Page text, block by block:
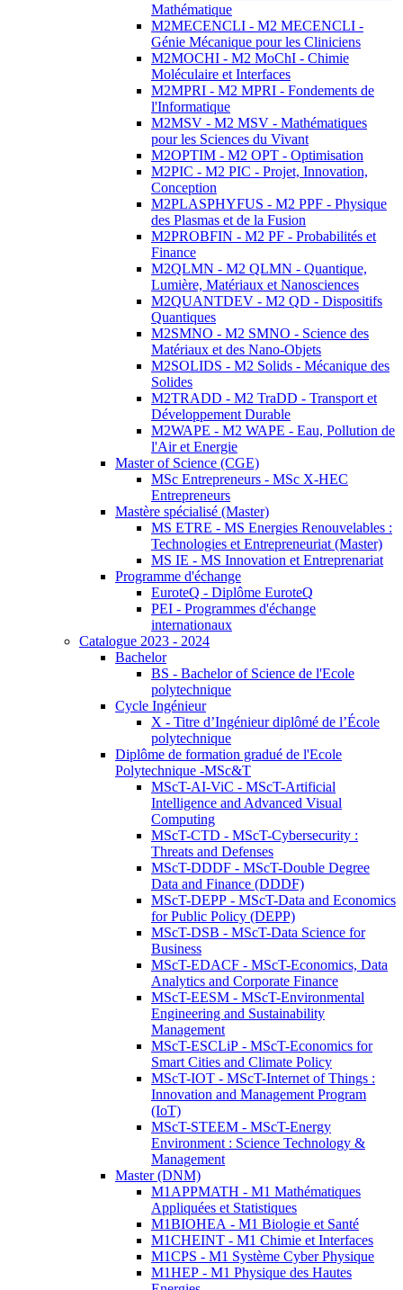
Mathématique
M2MECENCLI - M2 MECENCLI -
Génie Mécanique pour les Cliniciens
M2MOCHI - M2 MoChI - Chimie
Moléculaire et Interfaces
M2MPRI - M2 MPRI - Fondements de
l'Informatique
M2MSV - M2 MSV - Mathématiques
pour les Sciences du Vivant
M2OPTIM - M2 OPT - Optimisation
M2PIC - M2 PIC - Projet, Innovation,
Conception
M2PLASPHYFUS - M2 PPF - Physique
des Plasmas et de la Fusion
M2PROBFIN - M2 PF - Probabilités et
Finance
M2QLMN - M2 QLMN - Quantique,
Lumière, Matériaux et Nanosciences
M2QUANTDEV - M2 QD - Dispositifs
Quantiques
M2SMNO - M2 SMNO - Science des
Matériaux et des Nano-Objets
M2SOLIDS - M2 Solids - Mécanique des
Solides
M2TRADD - M2 TraDD - Transport et
Développement Durable
M2WAPE - M2 WAPE - Eau, Pollution de
l'Air et Energie
Master of Science (CGE)
MSc Entrepreneurs - MSc X-HEC
Entrepreneurs
Mastère spécialisé (Master)
MS ETRE - MS Energies Renouvelables :
Technologies et Entrepreneuriat (Master)
MS IE - MS Innovation et Entreprenariat
Programme d'échange
EuroteQ - Diplôme EuroteQ
PEI - Programmes d'échange
internationaux
Catalogue 2023 - 2024
Bachelor
BS - Bachelor of Science de l'Ecole
polytechnique
Cycle Ingénieur
X - Titre d’Ingénieur diplômé de l’École
polytechnique
Diplôme de formation gradué de l'Ecole
Polytechnique -MSc&T
MScT-AI-ViC - MScT-Artificial
Intelligence and Advanced Visual
Computing
MScT-CTD - MScT-Cybersecurity :
Threats and Defenses
MScT-DDDF - MScT-Double Degree
Data and Finance (DDDF)
MScT-DEPP - MScT-Data and Economics
for Public Policy (DEPP)
MScT-DSB - MScT-Data Science for
Business
MScT-EDACF - MScT-Economics, Data
Analytics and Corporate Finance
MScT-EESM - MScT-Environmental
Engineering and Sustainability
Management
MScT-ESCLiP - MScT-Economics for
Smart Cities and Climate Policy
MScT-IOT - MScT-Internet of Things :
Innovation and Management Program
(IoT)
MScT-STEEM - MScT-Energy
Environment : Science Technology &
Management
Master (DNM)
M1APPMATH - M1 Mathématiques
Appliquées et Statistiques
M1BIOHEA - M1 Biologie et Santé
M1CHEINT - M1 Chimie et Interfaces
M1CPS - M1 Système Cyber Physique
M1HEP - M1 Physique des Hautes